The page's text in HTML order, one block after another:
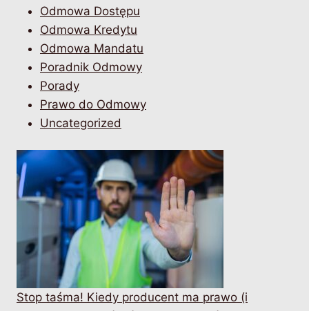
Odmowa Dostępu
Odmowa Kredytu
Odmowa Mandatu
Poradnik Odmowy
Porady
Prawo do Odmowy
Uncategorized
Stop taśma! Kiedy producent ma prawo (i